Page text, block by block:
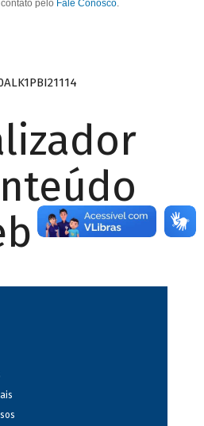
pelo Fale Conosco.